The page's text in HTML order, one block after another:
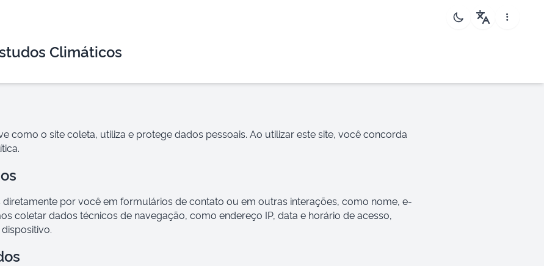
Climáticos
como o site coleta, utiliza e protege dados pessoais. Ao utilizar este site, você concorda
por você em formulários de contato ou em outras interações, como nome, e-
coletar dados técnicos de navegação, como endereço IP, data e horário de acesso,